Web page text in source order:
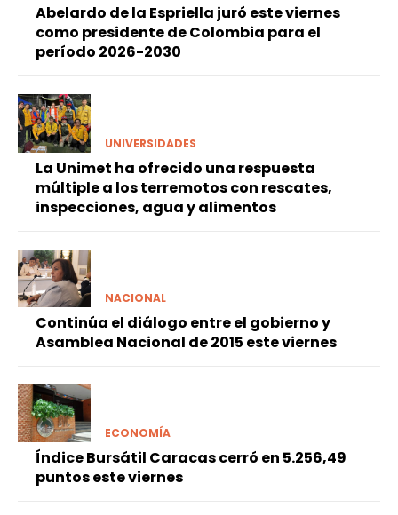
Abelardo de la Espriella juró este viernes
como presidente de Colombia para el
período 2026-2030
UNIVERSIDADES
La Unimet ha ofrecido una respuesta
múltiple a los terremotos con rescates,
inspecciones, agua y alimentos
NACIONAL
Continúa el diálogo entre el gobierno y
Asamblea Nacional de 2015 este viernes
ECONOMÍA
Índice Bursátil Caracas cerró en 5.256,49
puntos este viernes